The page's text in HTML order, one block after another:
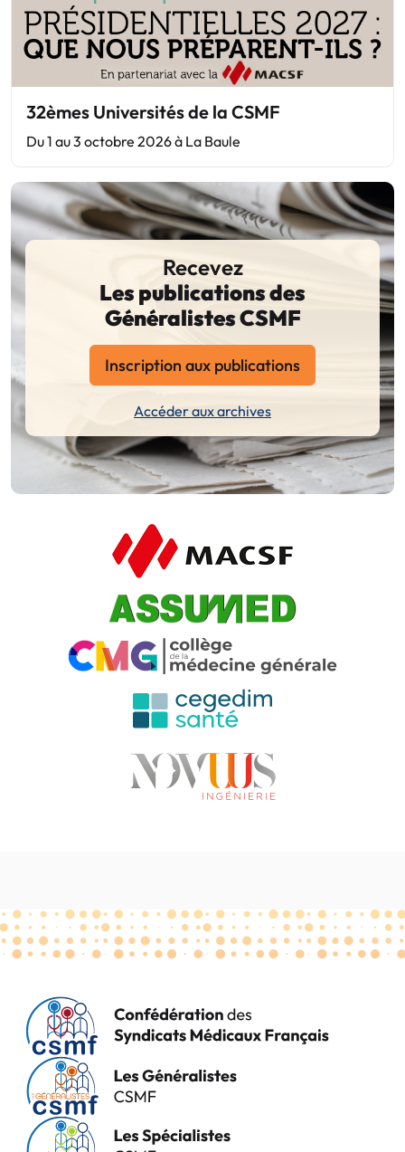
32èmes Universités de la CSMF
Du 1 au 3 octobre 2026 à La Baule
Recevez
Les publications des
Généralistes CSMF
Inscription aux publications
Accéder aux archives